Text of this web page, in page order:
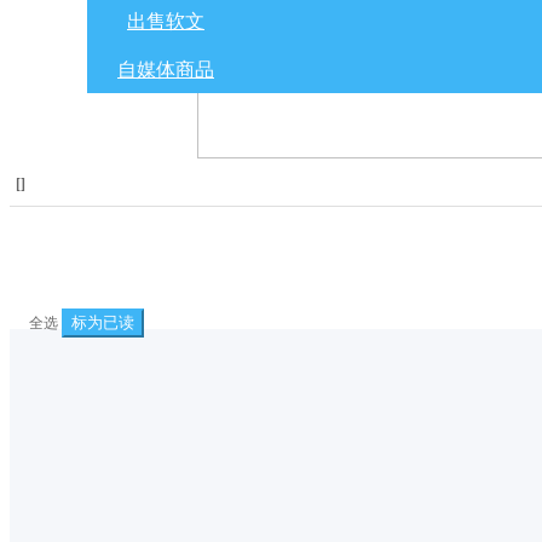
出售软文
自媒体商品
[]
全选 标为已读